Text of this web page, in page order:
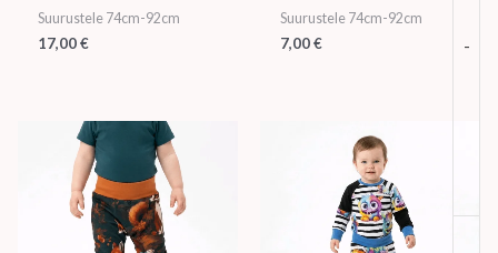
-
Suurustele 74cm-92cm
17,00€
Suurustele 74cm-92cm
7,00€